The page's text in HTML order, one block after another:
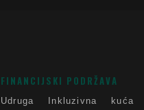
FINANCIJSKI PODRŽAVA
Udruga Inkluzivna kuća